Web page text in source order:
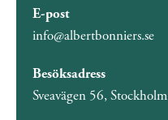
E-post
info@albertbonniers.se
Besöksadress
Sveavägen 56, Stockholm